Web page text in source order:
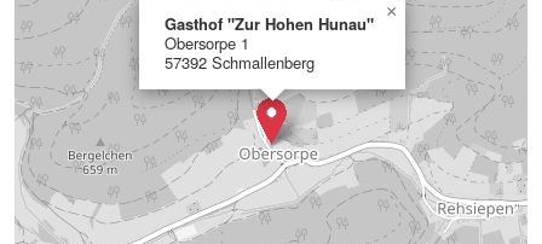
Gasthof "Zur Hohen Hunau"
Obersorpe 1
57392 Schmallenberg
×